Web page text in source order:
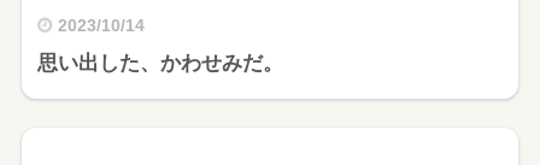
2023/10/14
思い出した、かわせみだ。